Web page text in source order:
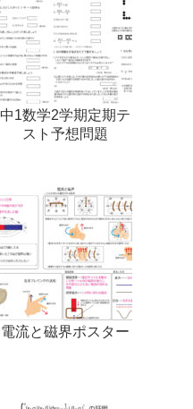
中1数学2学期定期テ
スト予想問題
電流と磁界ポスター